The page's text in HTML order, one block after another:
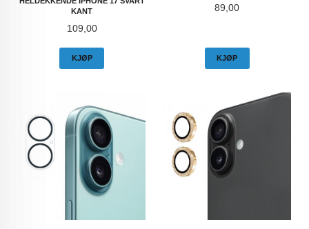
KANT
Pris
109,00
KJØP
Pris
89,00
KJØP